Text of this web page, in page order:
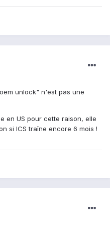
unlock" n'est pas une
en US pour cette raison, elle
si ICS traîne encore 6 mois !